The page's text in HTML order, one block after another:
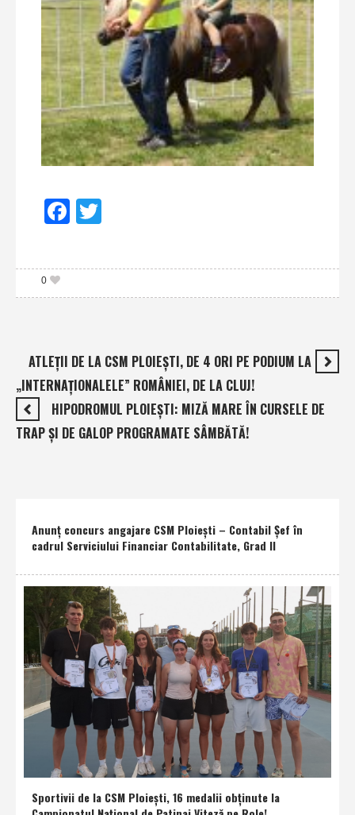
Facebook
0
ATLEŢII DE LA CSM PLOIEŞTI, DE 4 ORI PE PODIUM LA
„INTERNAŢIONALELE” ROMÂNIEI, DE LA CLUJ!
HIPODROMUL PLOIEŞTI: MIZĂ MARE ÎN CURSELE DE
TRAP ŞI DE GALOP PROGRAMATE SÂMBĂTĂ!
Anunţ concurs angajare CSM Ploieşti – Contabil Şef în
cadrul Serviciului Financiar Contabilitate, Grad II
Sportivii de la CSM Ploieşti, 16 medalii obţinute la